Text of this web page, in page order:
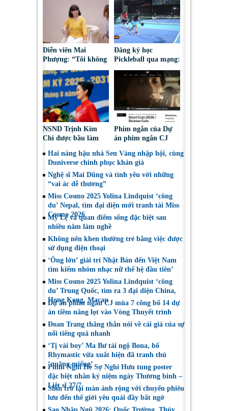
Diễn viên Mai
Phượng: “Tôi không
những gì mình đã
chọn”
Đăng ký học
Pickleball qua mạng:
đoạt tài sản
NSND Trịnh Kim
Chi được bầu làm
Nghệ sĩ Sân khấu
Việt Nam
Phim ngắn của Dự
án phim ngắn CJ
tại LHP quốc tế
Toronto 2026
Hai nàng hậu nhà Sen Vàng nhập hội, cùng
Duniverse chinh phục khán giả
Nghệ sĩ Mai Dũng và tình yêu với những
“vai ác dễ thương”
Miss Cosmo 2025 Yolina Lindquist ‘công
du’ Nepal, tìm đại diện mới tranh tài Miss
Cosmo 2026
Mỹ Lệ và quan điểm sống đặc biệt sau
nhiều năm làm nghề
Không nên khen thưởng trẻ bằng việc được
sử dụng điện thoại
‘Ông lớn’ giải trí Nhật Bản đến Việt Nam
tìm kiếm nhóm nhạc nữ thế hệ đầu tiên’
Miss Cosmo 2025 Yolina Lindquist ‘công
du’ Trung Quốc, tìm ra 3 đại diện China,
Hong Kong, Macau
Dự án phim ngắn CJ mùa 7 công bố 14 dự
án tiềm năng lọt vào Vòng Thuyết trình
Đoan Trang thẳng thắn nói về cái giá của sự
nổi tiếng quá nhanh
‘Tị vài boy’ Ma Bư tái ngộ Bona, bố
Rhymastic vừa xuất hiện đã tranh thủ
‘quăng miếng’
Phim Nghỉ Hè Sợ Nghỉ Hưu tung poster
đặc biệt nhân kỷ niệm ngày Thương binh –
Liệt sĩ 27/7
Shin trở lại màn ảnh rộng với chuyến phiêu
lưu đến thế giới yêu quái đầy bất ngờ